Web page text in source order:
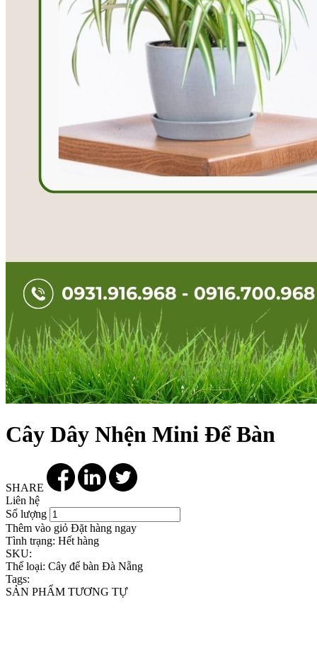
Cây Dây Nhện Mini Để Bàn
SHARE
Liên hệ
Số lượng
Thêm vào giỏ Đặt hàng ngay
Tình trạng: Hết hàng
SKU:
Thể loại: Cây để bàn Đà Nẵng
Tags:
SẢN PHẨM TƯƠNG TỰ